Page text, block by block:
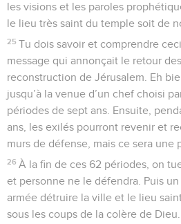
les visions et les paroles
le lieu très saint du temple soit de
25 Tu dois savoir et comprendre
message qui annonçait le retour
reconstruction de Jérusalem. Eh
jusqu’à la venue d’un chef choisi
périodes de sept ans. Ensuite,
ans, les exilés pourront revenir et
murs de défense, mais ce sera une
26 À la fin de ces 62 périodes, on
et personne ne le défendra. Puis
armée détruire la ville et le lieu
sous les coups de la colère de